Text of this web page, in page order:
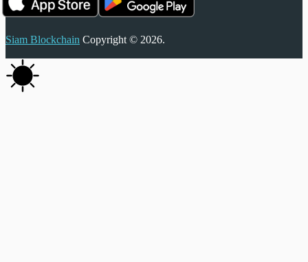
Siam Blockchain Copyright © 2026.